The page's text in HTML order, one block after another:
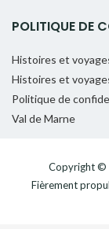
POLITIQUE DE
Histoires et
Histoires et
Politique de
Val de Marne
Copyright ©
Fièrement